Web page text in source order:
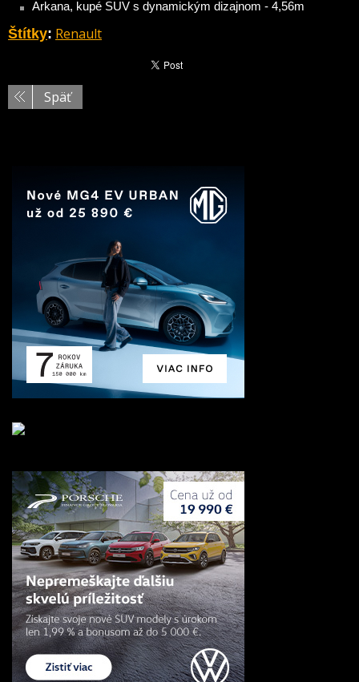
Arkana, kupé SUV s dynamickým dizajnom - 4,56m
Štítky: Renault
Späť